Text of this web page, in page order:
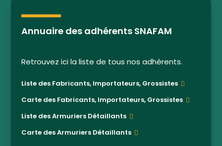
Annuaire des adhérents SNAFAM
Retrouvez ici la liste de tous nos adhérents.
Liste des Fabricants, Importateurs, Grossistes
Carte des Fabricants, Importateurs, Grossistes
Liste des Armuriers Détaillants
Carte des Armuriers Détaillants